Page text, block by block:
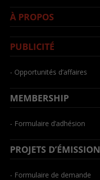
À PROPOS
PUBLICITÉ
- Opportunités d’affaires
MEMBERSHIP
- Formulaire d’adhésion
PROJETS D’ÉMISSION
- Formulaire de demande